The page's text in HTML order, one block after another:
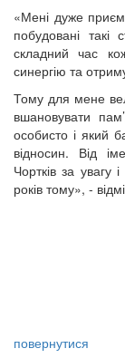
«Мені дуже
побудовані такі
складний час
синергію та
Тому для мене
вшановувати
особисто і який
відносин. Від
Чортків за увагу
років тому», -
повернутися